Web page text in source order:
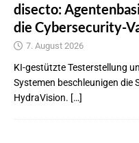
disecto:
die Cybersecurity-
7. August 2026
KI-gestützte Testerstellung
Systemen beschleunigen die
HydraVision. […]